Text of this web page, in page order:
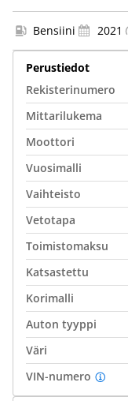
Bensiini 2021
Perustiedot
Rekisterinumero
Mittarilukema
Moottori
Vuosimalli
Vaihteisto
Vetotapa
Toimistomaksu
Katsastettu
Korimalli
Auton tyyppi
Väri
VIN-numero